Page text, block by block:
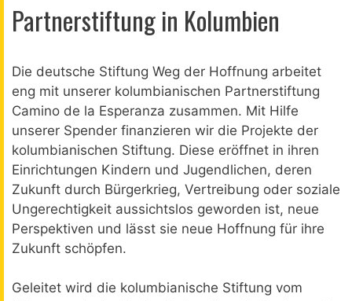
Partnerstiftung in Kolumbien
Die deutsche Stiftung Weg der Hoffnung arbeitet
eng mit unserer kolumbianischen Partnerstiftung
Camino de la Esperanza zusammen. Mit Hilfe
unserer Spender finanzieren wir die Projekte der
kolumbianischen Stiftung. Diese eröffnet in ihren
Einrichtungen Kindern und Jugendlichen, deren
Zukunft durch Bürgerkrieg, Vertreibung oder soziale
Ungerechtigkeit aussichtslos geworden ist, neue
Perspektiven und lässt sie neue Hoffnung für ihre
Zukunft schöpfen.
Geleitet wird die kolumbianische Stiftung vom